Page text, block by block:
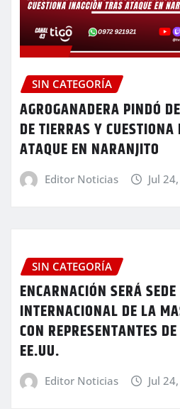
SIN CATEGORÍA
AGROGANADERA PINDÓ
DE TIERRAS Y
ATAQUE EN NARANJITO
Editor Noticias Jul
SIN CATEGORÍA
ENCARNACIÓN SERÁ
INTERNACIONAL DE LA
CON REPRESENTANTES
EE.UU.
Editor Noticias Jul